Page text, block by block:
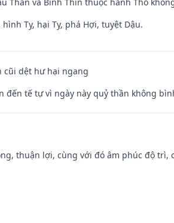
Tỵ, hại Tỵ, phá Hợi, tuyệt Dậu.
cũi dệt hư hại ngang
đến tế tự vì ngày này quỷ thần không
thuận lợi, cùng với đó âm phúc độ trì,